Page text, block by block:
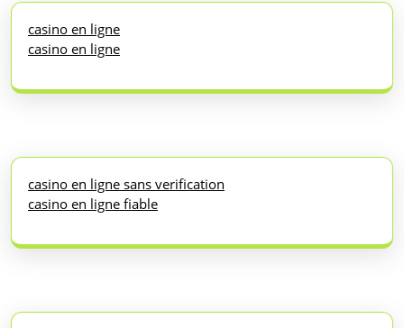
casino en ligne
casino en ligne
casino en ligne sans verification
casino en ligne fiable